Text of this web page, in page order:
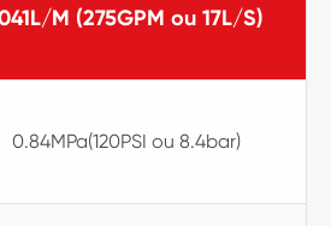
M (275GPM ou 17L/S)
0.84MPa(120PSI ou 8.4bar)